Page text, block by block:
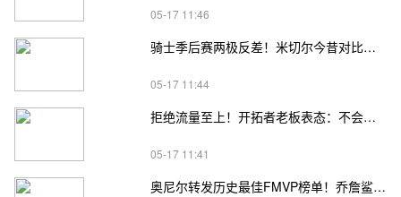
05-17 11:46
骑士季后赛两极反差！米切尔今昔对比，从孤胆英雄变全队短板
05-17 11:44
拒绝流量至上！开拓者老板表态：不会为收视率强行安排杨瀚森登场
05-17 11:41
奥尼尔转发历史最佳FMVP榜单！乔詹鲨邓四大巨星强势上榜